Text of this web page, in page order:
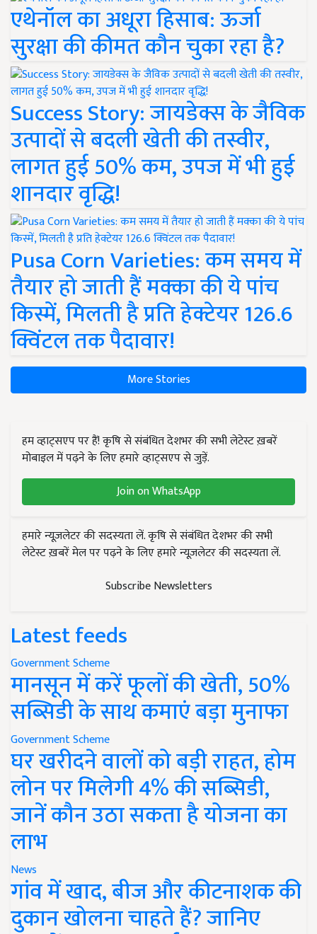
एथेनॉल का अधूरा हिसाब: ऊर्जा
सुरक्षा की कीमत कौन चुका रहा है?
Success Story: जायडेक्स के जैविक
उत्पादों से बदली खेती की तस्वीर,
लागत हुई 50% कम, उपज में भी हुई
शानदार वृद्धि!
Pusa Corn Varieties: कम समय में
तैयार हो जाती हैं मक्का की ये पांच
किस्में, मिलती है प्रति हेक्टेयर 126.6
क्विंटल तक पैदावार!
More Stories
हम व्हाट्सएप पर हैं! कृषि से संबंधित देशभर की सभी लेटेस्ट ख़बरें
मोबाइल में पढ़ने के लिए हमारे व्हाट्सएप से जुड़ें.
Join on WhatsApp
हमारे न्यूज़लेटर की सदस्यता लें. कृषि से संबंधित देशभर की सभी
लेटेस्ट ख़बरें मेल पर पढ़ने के लिए हमारे न्यूज़लेटर की सदस्यता लें.
Subscribe Newsletters
Latest feeds
Government Scheme
मानसून में करें फूलों की खेती, 50%
सब्सिडी के साथ कमाएं बड़ा मुनाफा
Government Scheme
घर खरीदने वालों को बड़ी राहत, होम
लोन पर मिलेगी 4% की सब्सिडी,
जानें कौन उठा सकता है योजना का
लाभ
News
गांव में खाद, बीज और कीटनाशक की
दुकान खोलना चाहते हैं? जानिए